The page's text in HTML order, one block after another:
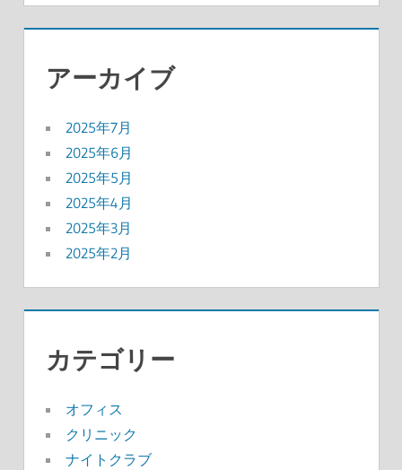
アーカイブ
2025年7月
2025年6月
2025年5月
2025年4月
2025年3月
2025年2月
カテゴリー
オフィス
クリニック
ナイトクラブ